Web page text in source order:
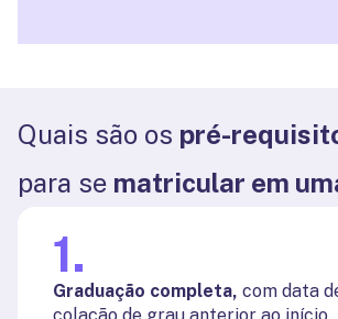
Quais são os pré-
para se matricular em
1.
Graduação completa, com data